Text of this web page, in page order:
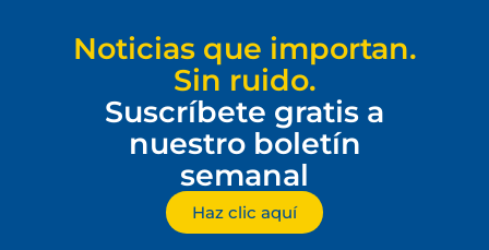
Noticias que importan.
Sin ruido.
Suscríbete gratis a
nuestro boletín
semanal
Haz clic aquí